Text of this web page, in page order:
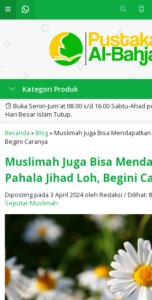
Kategori Produk
Buka Senin-Jum'at 08.00 s/d 16.00 Sabtu-Ahad
Hari Besar Islam Tutup.
Beranda »Blog»Muslimah Juga Bisa Mendapatkan
Begini Caranya
Muslimah Juga Bisa
Pahala Jihad Loh, Begini
Diposting pada 3 April 2024 oleh Redaksi / Dilihat:
Seputar Muslimah